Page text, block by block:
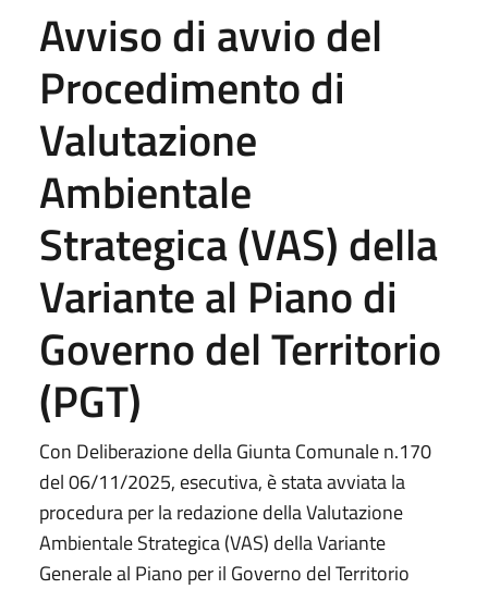
Avviso di avvio del
Procedimento di
Valutazione
Ambientale
Strategica (VAS) della
Variante al Piano di
Governo del Territorio
(PGT)
Con Deliberazione della Giunta Comunale n.170
del 06/11/2025, esecutiva, è stata avviata la
procedura per la redazione della Valutazione
Ambientale Strategica (VAS) della Variante
Generale al Piano per il Governo del Territorio